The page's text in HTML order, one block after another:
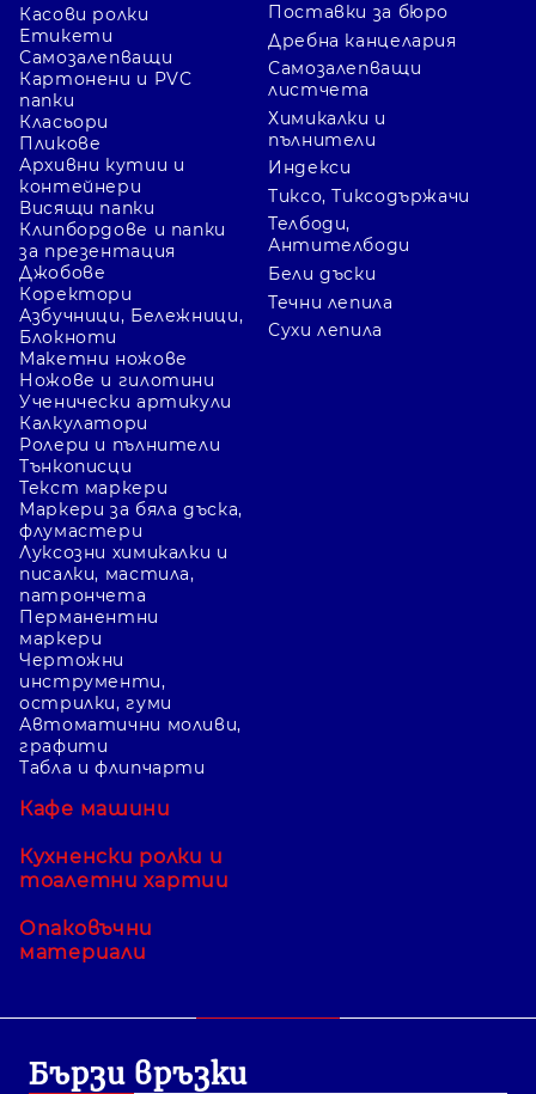
Касови ролки
Етикети
Самозалепващи
Картонени и PVC
папки
Класьори
Пликове
Архивни кутии и
контейнери
Висящи папки
Клипбордове и папки
за презентация
Джобове
Коректори
Азбучници, Бележници,
Блокноти
Поставки за бюро
Дребна канцелария
Самозалепващи
листчета
Химикалки и
пълнители
Индекси
Тиксо, Тиксодържачи
Телбоди,
Антителбоди
Бели дъски
Течни лепила
Сухи лепила
Макетни ножове
Ножове и гилотини
Ученически артикули
Калкулатори
Ролери и пълнители
Тънкописци
Текст маркери
Маркери за бяла дъска,
флумастери
Луксозни химикалки и
писалки, мастила,
патрончета
Перманентни
маркери
Чертожни
инструменти,
острилки, гуми
Автоматични моливи,
графити
Табла и флипчарти
Кафе машини
Кухненски ролки и
тоалетни хартии
Опаковъчни
материали
Бързи връзки